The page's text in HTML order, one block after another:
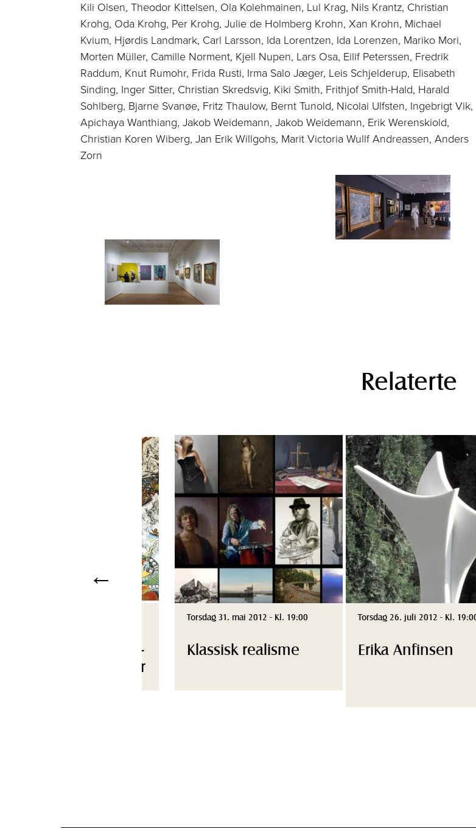
Kili Olsen, Theodor Kittelsen, Ola Kolehmainen, Lul Krag, Nils Krantz, Christian
Krohg, Oda Krohg, Per Krohg, Julie de Holmberg Krohn, Xan Krohn, Michael
Kvium, Hjørdis Landmark, Carl Larsson, Ida Lorentzen, Ida Lorenzen, Mariko Mori,
Morten Müller, Camille Norment, Kjell Nupen, Lars Osa, Eilif Peterssen, Fredrik
Raddum, Knut Rumohr, Frida Rusti, Irma Salo Jæger, Leis Schjelderup, Elisabeth
Sinding, Inger Sitter, Christian Skredsvig, Kiki Smith, Frithjof Smith-Hald, Harald
Sohlberg, Bjarne Svanøe, Fritz Thaulow, Bernt Tunold, Nicolai Ulfsten, Ingebrigt Vik,
Apichaya Wanthiang, Jakob Weidemann, Jakob Weidemann, Erik Werenskiold,
Christian Koren Wiberg, Jan Erik Willgohs, Marit Victoria Wullf Andreassen, Anders
Zorn
Relaterte
←
Torsdag 26. juli 2012 - Kl. 19:00
Erika Anfinsen
Laurdag 20. oktober 2012 - Kl. 15:00
Morten Molden –